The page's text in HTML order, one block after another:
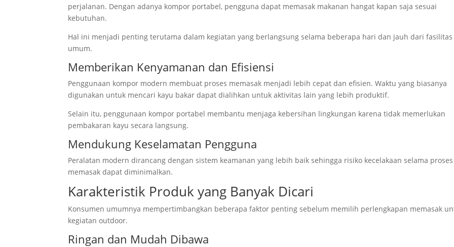
perjalanan. Dengan adanya kompor portabel, pengguna dapat memasak makanan hangat kapan saja sesuai
kebutuhan.
Hal ini menjadi penting terutama dalam kegiatan yang berlangsung selama beberapa hari dan jauh dari fasilitas
umum.
Memberikan Kenyamanan dan Efisiensi
Penggunaan kompor modern membuat proses memasak menjadi lebih cepat dan efisien. Waktu yang biasanya
digunakan untuk mencari kayu bakar dapat dialihkan untuk aktivitas lain yang lebih produktif.
Selain itu, penggunaan kompor portabel membantu menjaga kebersihan lingkungan karena tidak memerlukan
pembakaran kayu secara langsung.
Mendukung Keselamatan Pengguna
Peralatan modern dirancang dengan sistem keamanan yang lebih baik sehingga risiko kecelakaan selama proses
memasak dapat diminimalkan.
Karakteristik Produk yang Banyak Dicari
Konsumen umumnya mempertimbangkan beberapa faktor penting sebelum memilih perlengkapan memasak
kegiatan outdoor.
Ringan dan Mudah Dibawa